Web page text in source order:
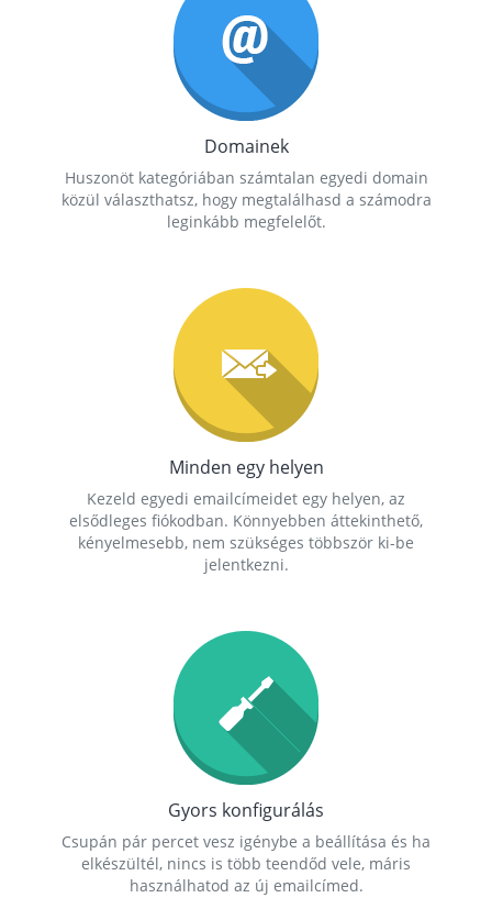
Domainek
Huszonöt kategóriában számtalan egyedi domain
közül választhatsz, hogy megtalálhasd a számodra
leginkább megfelelőt.
Minden egy helyen
Kezeld egyedi emailcímeidet egy helyen, az
elsődleges fiókodban. Könnyebben áttekinthető,
kényelmesebb, nem szükséges többször ki-be
jelentkezni.
Gyors konfigurálás
Csupán pár percet vesz igénybe a beállítása és ha
elkészültél, nincs is több teendőd vele, máris
használhatod az új emailcímed.